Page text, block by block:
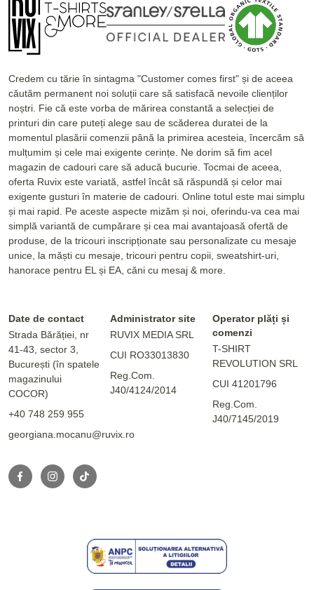
Credem cu tărie în sintagma "Customer comes first" și de aceea
căutăm permanent noi soluții care să satisfacă nevoile clienților
noștri. Fie că este vorba de mărirea constantă a selecției de
printuri din care puteți alege sau de scăderea duratei de la
momentul plasării comenzii până la primirea acesteia, încercăm să
mulțumim și cele mai exigente cerințe. Ne dorim să fim acel
magazin de cadouri care să aducă bucurie. Tocmai de aceea,
oferta Ruvix este variată, astfel încât să răspundă și celor mai
exigente gusturi în materie de cadouri. Online totul este mai simplu
și mai rapid. Pe aceste aspecte mizăm și noi, oferindu-va cea mai
simplă variantă de cumpărare și cea mai avantajoasă ofertă de
produse, de la tricouri inscripționate sau personalizate cu mesaje
unice, la măști cu mesaje, tricouri pentru copii, sweatshirt-uri,
hanorace pentru EL și EA, căni cu mesaj & more.
Date de contact
Strada Bărăției, nr
41-43, sector 3,
București (în spatele
magazinului
COCOR)
+40 748 259 955
georgiana.mocanu@ruvix.ro
Administrator site
RUVIX MEDIA SRL
CUI RO33013830
Reg.Com.
J40/4124/2014
Operator plăți și
comenzi
T-SHIRT
REVOLUTION SRL
CUI 41201796
Reg.Com.
J40/7145/2019